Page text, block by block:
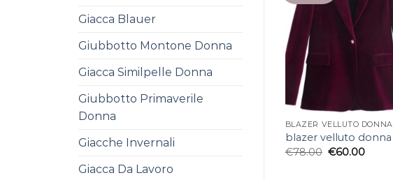
Giacca Blauer
Giubbotto Montone Donna
Giacca Similpelle Donna
Giubbotto Primaverile
Donna
Giacche Invernali
Giacca Da Lavoro
BLAZER VELLUTO DONNA
blazer velluto donna
€78.00 €60.00